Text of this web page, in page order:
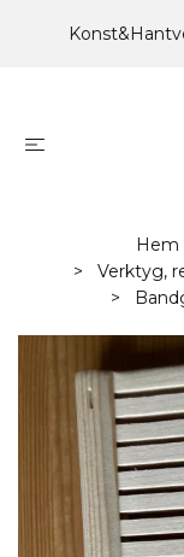
Hem
Verktyg,